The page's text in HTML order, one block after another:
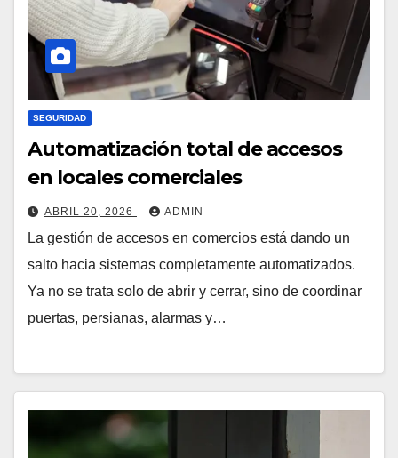
SEGURIDAD
Automatización total de accesos
en locales comerciales
ABRIL 20, 2026 ADMIN
La gestión de accesos en comercios está dando un
salto hacia sistemas completamente automatizados.
Ya no se trata solo de abrir y cerrar, sino de coordinar
puertas, persianas, alarmas y…